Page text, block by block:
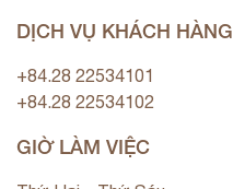
DỊCH VỤ KHÁCH HÀNG
+84.28 22534101
+84.28 22534102
GIỜ LÀM VIỆC